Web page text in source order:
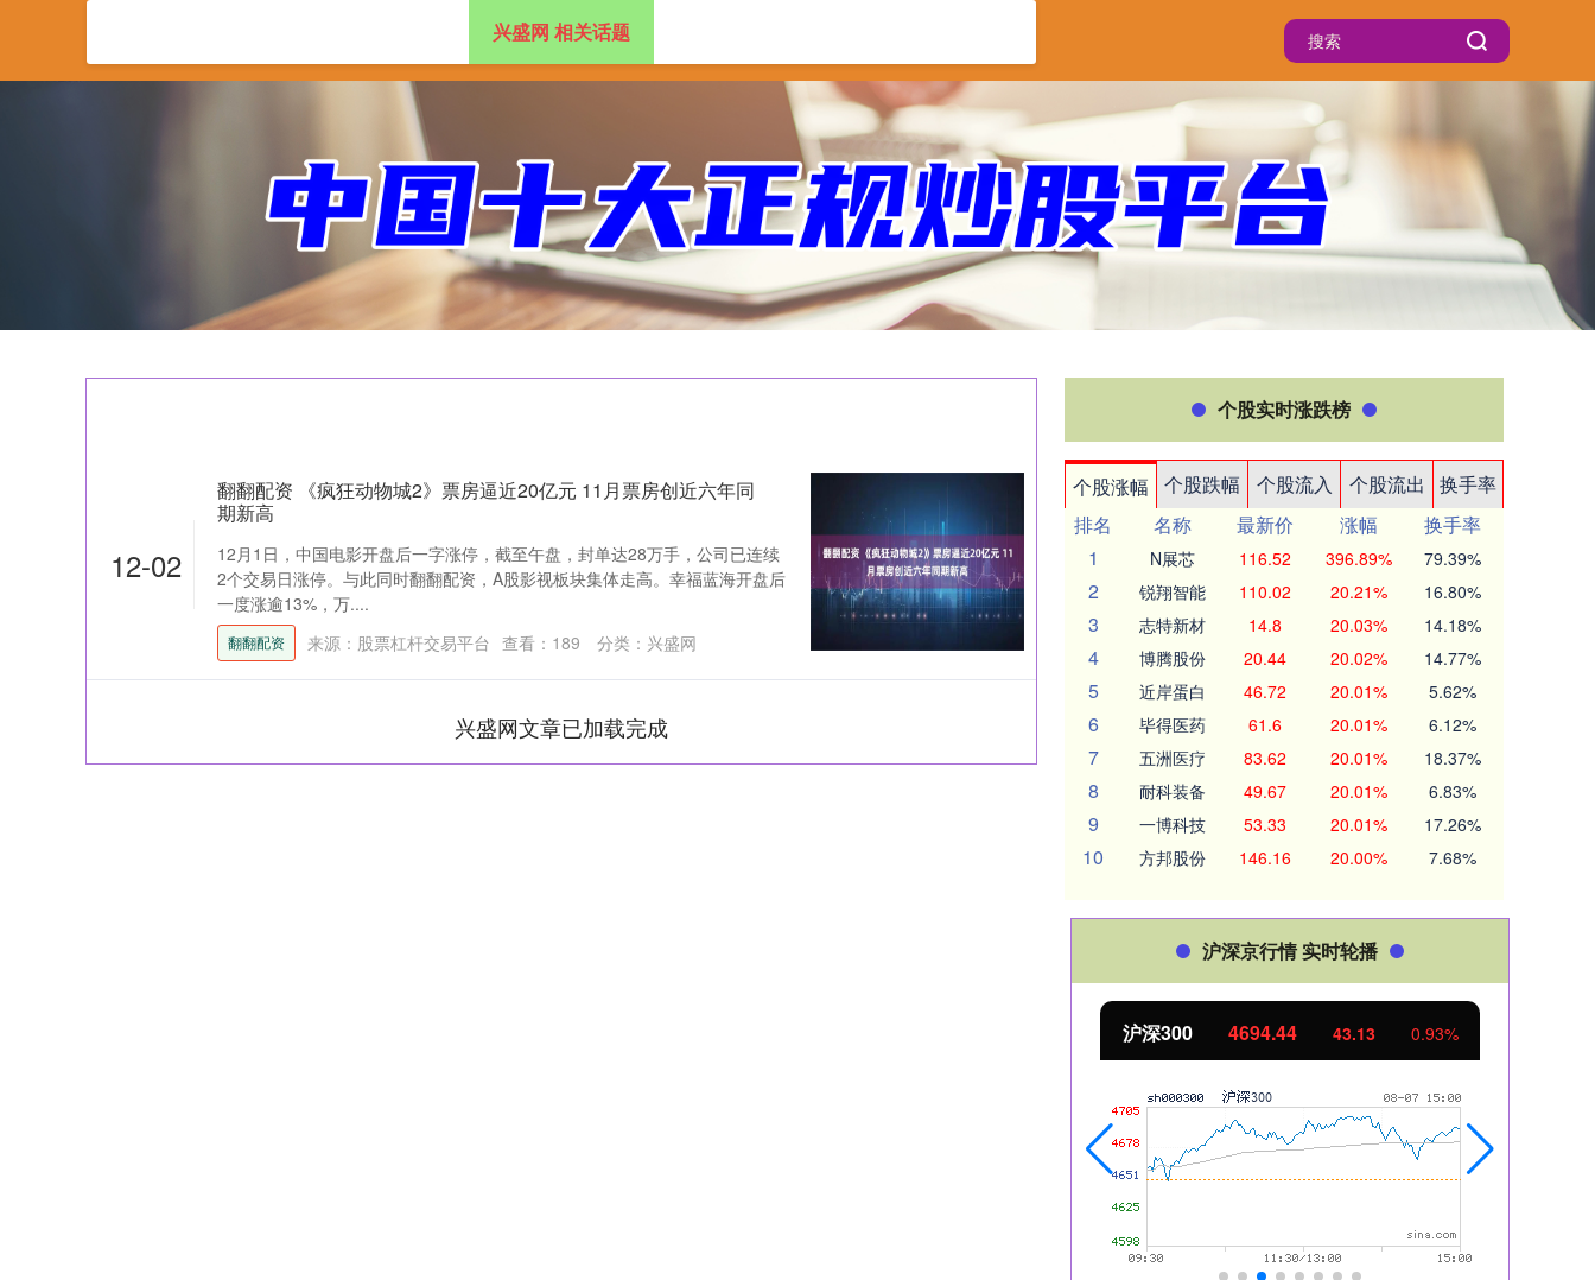
兴盛网 实盘配资app 2024十大正规配资平台
兴盛网 相关话题
12-02
翻翻配资 《疯狂动物城2》票房逼近20亿元 11月票房创近六年同
期新高
12月1日，中国电影开盘后一字涨停，截至午盘，封单达28万手，公司已连续
2个交易日涨停。与此同时翻翻配资，A股影视板块集体走高。幸福蓝海开盘后
一度涨逾13%，万....
翻翻配资 来源：股票杠杆交易平台 查看： 189 分类： 兴盛网
兴盛网文章已加载完成
个股实时涨跌榜
个股涨幅 个股跌幅 个股流入 个股流出
换手率
排名
名称 最新价 涨幅
换手率
1
N展芯 116.52 396.89% 79.39%
2 锐翔智能 110.02 20.21% 16.80%
3 志特新材 14.8 20.03% 14.18%
4 博腾股份 20.44 20.02% 14.77%
5 近岸蛋白 46.72 20.01% 5.62%
6 毕得医药 61.6 20.01% 6.12%
7 五洲医疗 83.62 20.01% 18.37%
8 耐科装备 49.67 20.01% 6.83%
9 一博科技 53.33 20.01% 17.26%
10 方邦股份 146.16 20.00% 7.68%
沪深京行情 实时轮播
北证50 1134.24 11.37 1.01%